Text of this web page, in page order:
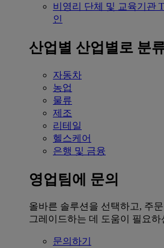
비영리 단체 및 교육기관
인
산업별 산업별로 분
자동차
농업
물류
제조
리테일
헬스케어
은행 및 금융
영업팀에 문의
올바른 솔루션을 선택하고, 주
그레이드하는 데 도움이 필요하
문의하기